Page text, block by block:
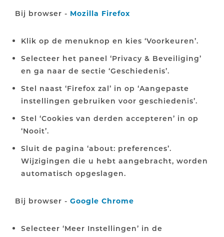
Bij browser - Mozilla Firefox
Klik op de menuknop en kies ‘Voorkeuren’.
Selecteer het paneel ‘Privacy & Beveiliging’
en ga naar de sectie ‘Geschiedenis’.
Stel naast ‘Firefox zal’ in op ‘Aangepaste
instellingen gebruiken voor geschiedenis’.
Stel ‘Cookies van derden accepteren’ in op
‘Nooit’.
Sluit de pagina ‘about: preferences’.
Wijzigingen die u hebt aangebracht, worden
automatisch opgeslagen.
Bij browser - Google Chrome
Selecteer ‘Meer Instellingen’ in de